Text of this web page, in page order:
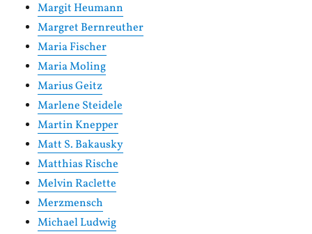
Margit Heumann
Margret Bernreuther
Maria Fischer
Maria Moling
Marius Geitz
Marlene Steidele
Martin Knepper
Matt S. Bakausky
Matthias Rische
Melvin Raclette
Merzmensch
Michael Ludwig